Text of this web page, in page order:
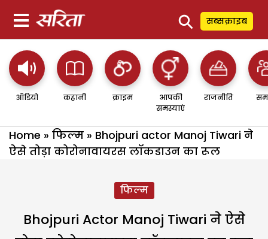
⚲ सब्सक्राइब
ऑडियो कहानी क्राइम
आपकी
समस्याएं
राजनीति
Home » फिल्म » Bhojpuri actor Manoj Tiwari ने
ऐसे तोड़ा कोरोनावायरस लॉकडाउन का रूल
फिल्म
Bhojpuri Actor Manoj Tiwari ने ऐसे